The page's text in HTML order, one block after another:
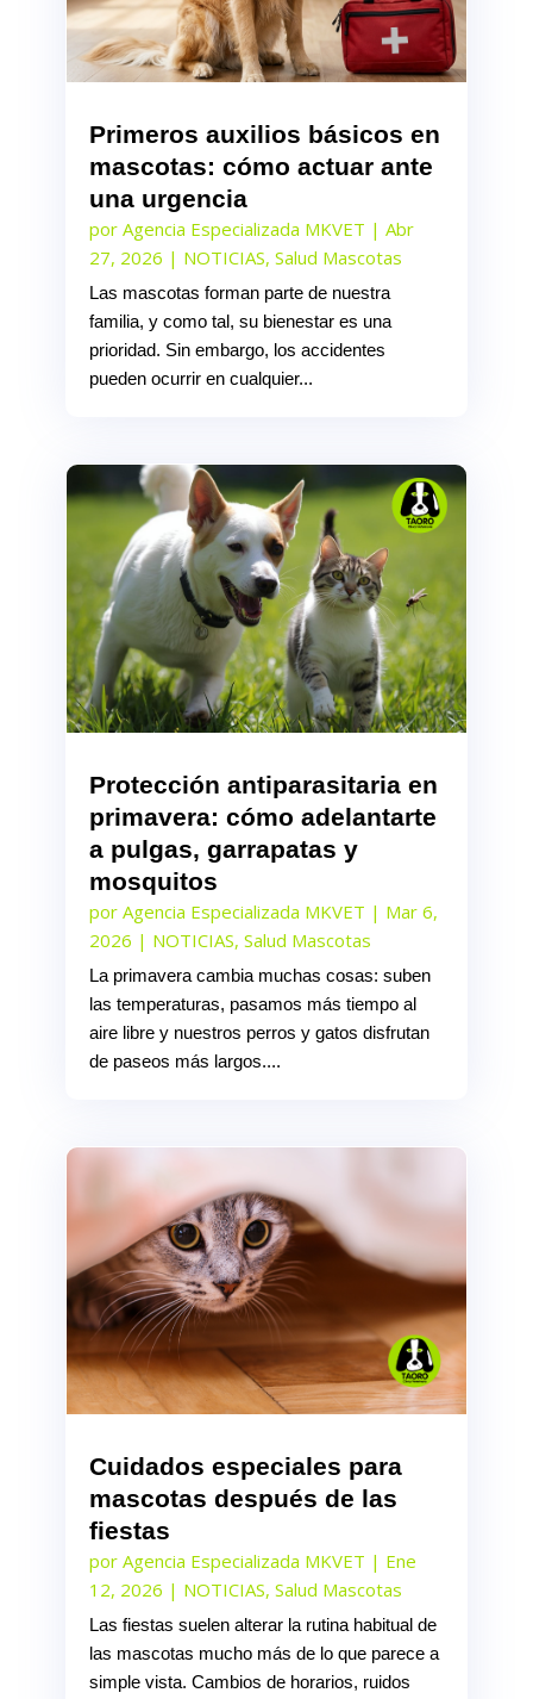
Primeros auxilios básicos en
mascotas: cómo actuar ante
una urgencia
por Agencia Especializada MKVET | Abr
27, 2026 | NOTICIAS, Salud Mascotas
Las mascotas forman parte de nuestra
familia, y como tal, su bienestar es una
prioridad. Sin embargo, los accidentes
pueden ocurrir en cualquier...
Protección antiparasitaria en
primavera: cómo adelantarte
a pulgas, garrapatas y
mosquitos
por Agencia Especializada MKVET | Mar 6,
2026 | NOTICIAS, Salud Mascotas
La primavera cambia muchas cosas: suben
las temperaturas, pasamos más tiempo al
aire libre y nuestros perros y gatos disfrutan
de paseos más largos....
Cuidados especiales para
mascotas después de las
fiestas
por Agencia Especializada MKVET | Ene
12, 2026 | NOTICIAS, Salud Mascotas
Las fiestas suelen alterar la rutina habitual de
las mascotas mucho más de lo que parece a
simple vista. Cambios de horarios, ruidos